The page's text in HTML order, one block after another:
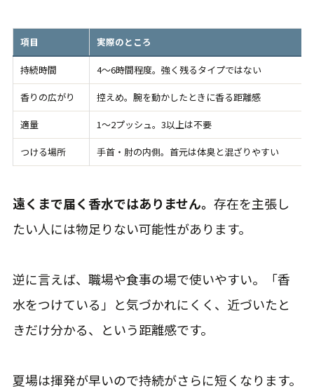
項目 実際のところ
持続時間 4〜6時間程度。強く残るタイプではない
香りの広がり 控えめ。腕を動かしたときに香る距離感
適量 1〜2プッシュ。3以上は不要
つける場所 手首・肘の内側。首元は体臭と混ざりやすい
遠くまで届く香水ではありません。 存在を主張し
たい人には物足りない可能性があります。
逆に言えば、職場や食事の場で使いやすい。「香
水をつけている」と気づかれにくく、近づいたと
きだけ分かる、という距離感です。
夏場は揮発が早いので持続がさらに短くなります。